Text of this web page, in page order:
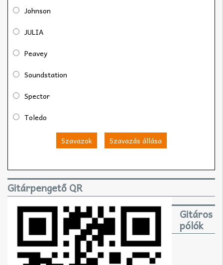
Johnson
JULIA
Peavey
Soundstation
Spector
Toledo
Szavazok Szavazás állása
Gitárpengető QR
Gitáros
pólók